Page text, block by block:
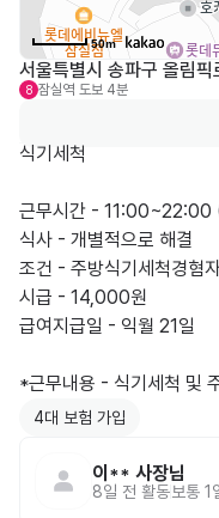
50m
서울특별시 송파구 올림
8 잠실역 도보 4분
식기세척
근무시간 - 11:00~22:00
식사 - 개별적으로 해결
조건 - 주방식기세척경혐
시급 - 14,000원
급여지급일 - 익월 21일
*근무내용 - 식기세척 및
4대 보험 가입
이** 사장님
8일 전 활동보통 1